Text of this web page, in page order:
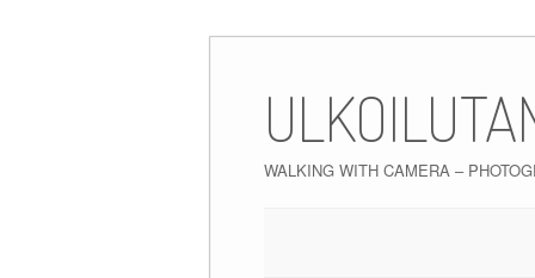
content
WALKING WITH CAMERA –